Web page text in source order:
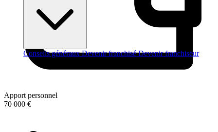
Conseils généraux Devenir franchisé Devenir franchiseur
Apport personnel
70 000 €